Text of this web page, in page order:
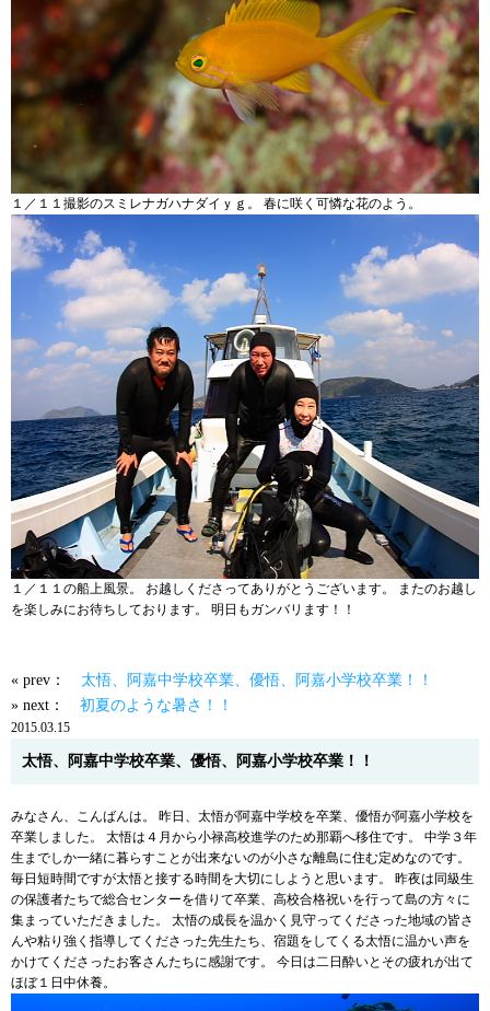
１／１１撮影のスミレナガハナダイｙｇ。 春に咲く可憐な花のよう。
１／１１の船上風景。 お越しくださってありがとうございます。 またのお越し
を楽しみにお待ちしております。 明日もガンバリます！！
« prev： 太悟、阿嘉中学校卒業、優悟、阿嘉小学校卒業！！
» next： 初夏のような暑さ！！
2015.03.15
太悟、阿嘉中学校卒業、優悟、阿嘉小学校卒業！！
みなさん、こんばんは。 昨日、太悟が阿嘉中学校を卒業、優悟が阿嘉小学校を
卒業しました。 太悟は４月から小禄高校進学のため那覇へ移住です。 中学３年
生までしか一緒に暮らすことが出来ないのが小さな離島に住む定めなのです。
毎日短時間ですが太悟と接する時間を大切にしようと思います。 昨夜は同級生
の保護者たちで総合センターを借りて卒業、高校合格祝いを行って島の方々に
集まっていただきました。 太悟の成長を温かく見守ってくださった地域の皆さ
んや粘り強く指導してくださった先生たち、宿題をしてくる太悟に温かい声を
かけてくださったお客さんたちに感謝です。 今日は二日酔いとその疲れが出て
ほぼ１日中休養。